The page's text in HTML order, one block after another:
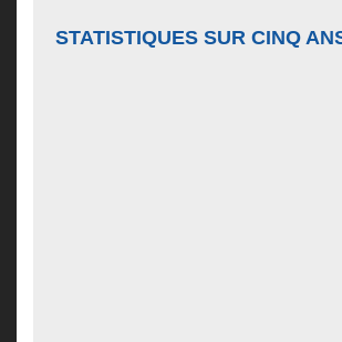
STATISTIQUES SUR CINQ